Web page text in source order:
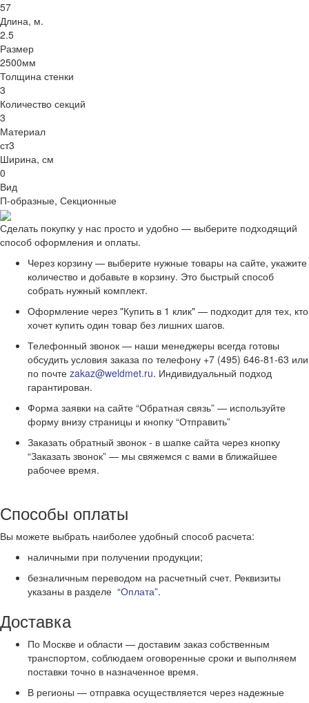
57
Длина, м.
2.5
Размер
2500мм
Толщина стенки
3
Количество секций
3
Материал
ст3
Ширина, см
0
Вид
П-образные, Секционные
Сделать покупку у нас просто и удобно — выберите подходящий
способ оформления и оплаты.
Через корзину — выберите нужные товары на сайте, укажите
количество и добавьте в корзину. Это быстрый способ
собрать нужный комплект.
Оформление через "Купить в 1 клик" — подходит для тех, кто
хочет купить один товар без лишних шагов.
Телефонный звонок — наши менеджеры всегда готовы
обсудить условия заказа по телефону +7 (495) 646-81-63 или
по почте zakaz@weldmet.ru. Индивидуальный подход
гарантирован.
Форма заявки на сайте “Обратная связь” — используйте
форму внизу страницы и кнопку “Отправить”
Заказать обратный звонок - в шапке сайта через кнопку
“Заказать звонок” — мы свяжемся с вами в ближайшее
рабочее время.
Способы оплаты
Вы можете выбрать наиболее удобный способ расчета:
наличными при получении продукции;
безналичным переводом на расчетный счет. Реквизиты
указаны в разделе “Оплата”.
Доставка
По Москве и области — доставим заказ собственным
транспортом, соблюдаем оговоренные сроки и выполняем
поставки точно в назначенное время.
В регионы — отправка осуществляется через надежные